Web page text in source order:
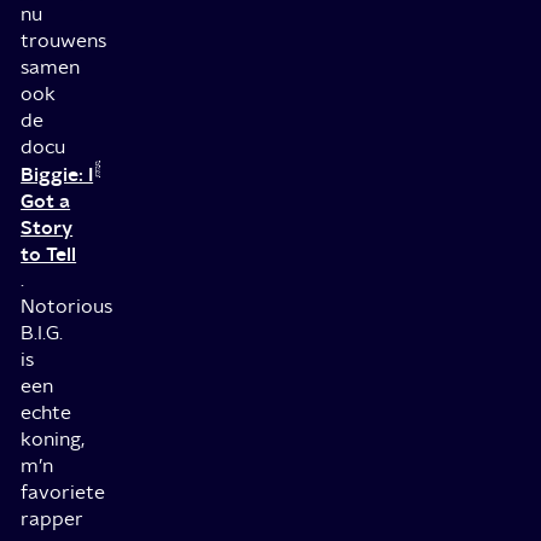
nu
trouwens
samen
ook
de
docu
Biggie: I
Got a
Story
to Tell
.
Notorious
B.I.G.
is
een
echte
koning,
m’n
favoriete
rapper